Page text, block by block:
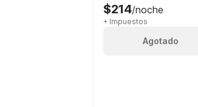
$214/noche
+ Impuestos
Agotado